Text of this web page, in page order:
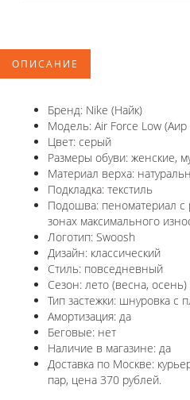
ОПИСАНИЕ
Бренд: Nike (Найк)
Модель: Air Force Low
Цвет: серый
Размеры обуви: женские,
Материал верха:
Подкладка: текстиль
Подошва: пеноматериал с
зонах максимального
Логотип: Swoosh
Дизайн: классический
Стиль: повседневный
Сезон: лето (весна, осень)
Тип застежки: шнуровка
Амортизация: да
Беговые: нет
Наличие в магазине: да
Доставка по Москве:
пар, цена 370 рублей.